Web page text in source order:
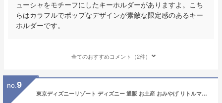
ューシャをモチーフにしたキーホルダーがありますよ。こち
らはカラフルでポップなデザインが素敵な限定感のあるキー
ホルダーです。
全てのおすすめコメント（2件）
no. 9
東京ディズニーリゾート ディズニー 通販 お土産 おみやげ リトルマーメイド カチューシャ キーチェーン 無料 ギフトラッピング TDR ディズニーシー ディズニーランド キーホルダー アリエル リトル・マーメイド